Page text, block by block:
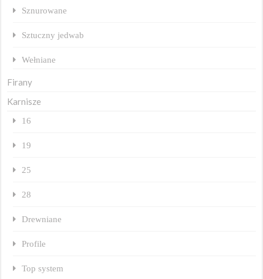
Sznurowane
Sztuczny jedwab
Wełniane
Firany
Karnisze
16
19
25
28
Drewniane
Profile
Top system